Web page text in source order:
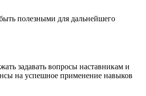
полезными для дальнейшего
задавать вопросы наставникам и
на успешное применение навыков